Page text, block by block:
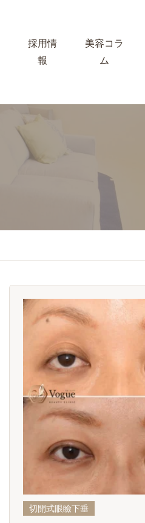
採用情
報
美容コラ
ム
切開式眼瞼下垂